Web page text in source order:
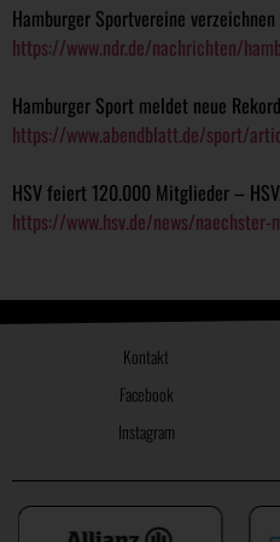
Hamburger Sportvereine
https://www.ndr.de/nachrichten/
Hamburger Sport meldet neue
https://www.abendblatt.de/sport/
HSV feiert 120.000 Mitglieder –
https://www.hsv.de/news/
Kontakt
Facebook
Instagram